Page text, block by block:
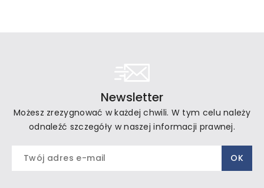
Newsletter
Możesz zrezygnować w każdej chwili. W tym celu należy
odnaleźć szczegóły w naszej informacji prawnej.